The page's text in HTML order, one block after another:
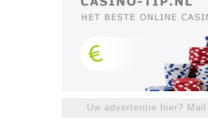
Uw advertentie hier? Mail